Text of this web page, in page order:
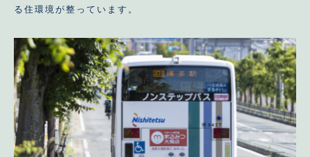
る住環境が整っています。